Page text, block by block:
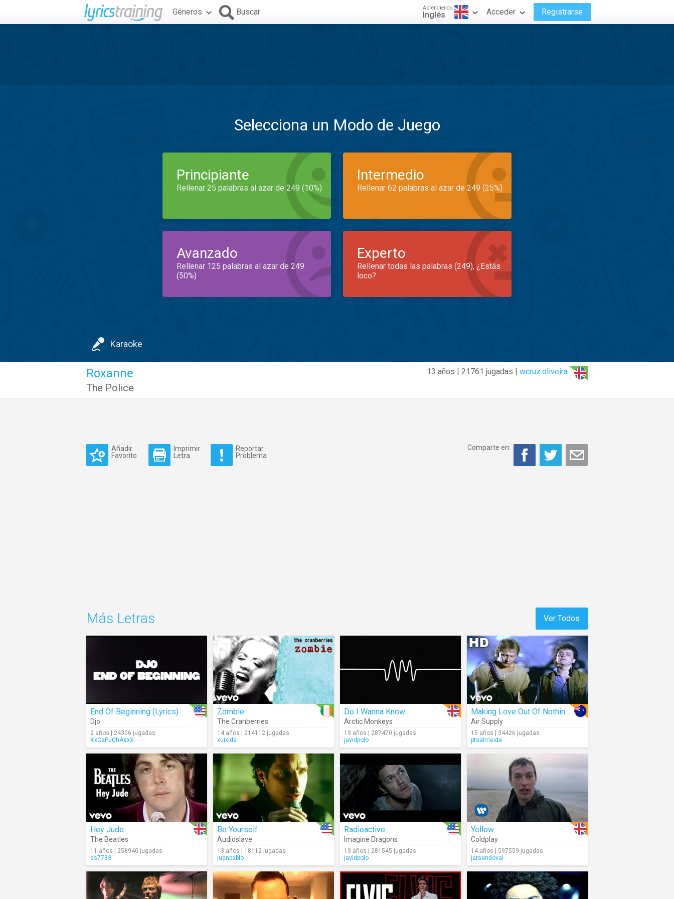
Géneros Buscar Aprendiendo
Inglés Acceder Registrarse
Selecciona un Modo de Juego
Principiante
Rellenar 25 palabras al azar de 249 (10%)
Intermedio
Rellenar 62 palabras al azar de 249 (25%)
Avanzado
Rellenar 125 palabras al azar de 249
(50%)
Experto
Rellenar todas las palabras (249), ¿Estás
loco?
Karaoke
13 años | 21761 jugadas | wcruz.oliveira
Roxanne
The Police
Añadir
Favorito
Imprimir
Letra
Reportar
Problema
Comparte en:
Ver Todos
Más Letras
End Of Beginning (Lyrics)
Djo
2 años | 24306 jugadas
XxCaPuChAsxX
Zombie
The Cranberries
14 años | 214112 jugadas
xuixida
Do I Wanna Know
Arctic Monkeys
13 años | 287470 jugadas
javidpolo
Making Love Out Of Nothing At All
Air Supply
15 años | 34426 jugadas
ptsalmeida
Hey Jude
The Beatles
11 años | 258940 jugadas
as7733
Be Yourself
Audioslave
13 años | 18112 jugadas
juanpablo
Radioactive
Imagine Dragons
13 años | 281545 jugadas
javidpolo
Yellow
Coldplay
14 años | 597559 jugadas
jarsandoval